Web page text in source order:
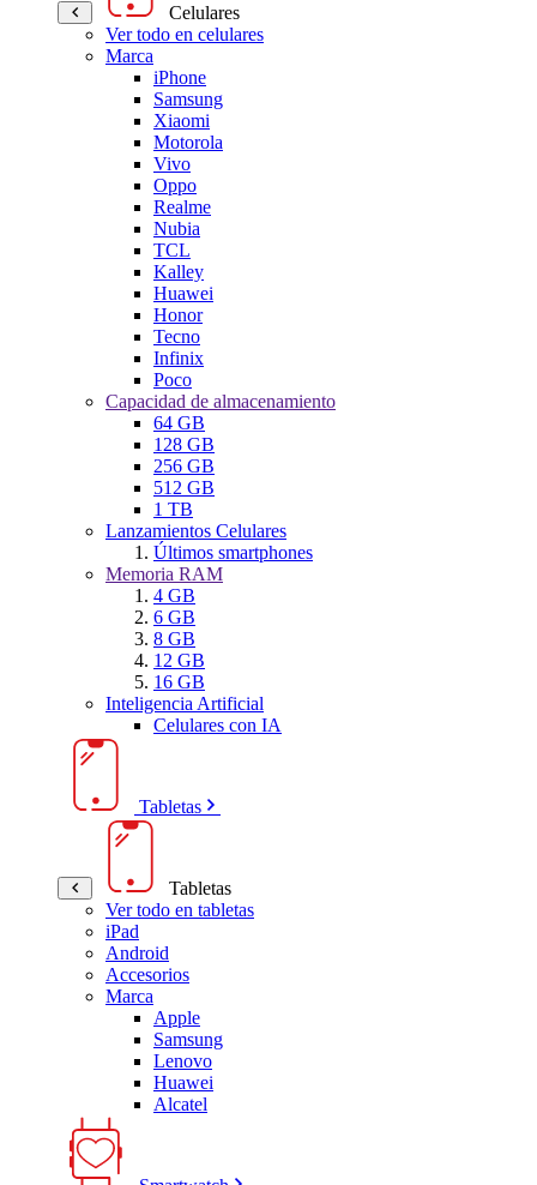
Celulares
Ver todo en celulares
Marca
iPhone
Samsung
Xiaomi
Motorola
Vivo
Oppo
Realme
Nubia
TCL
Kalley
Huawei
Honor
Tecno
Infinix
Poco
Capacidad de almacenamiento
64 GB
128 GB
256 GB
512 GB
1 TB
Lanzamientos Celulares
Últimos smartphones
Memoria RAM
4 GB
6 GB
8 GB
12 GB
16 GB
Inteligencia Artificial
Celulares con IA
Tabletas
Tabletas
Ver todo en tabletas
iPad
Android
Accesorios
Marca
Apple
Samsung
Lenovo
Huawei
Alcatel